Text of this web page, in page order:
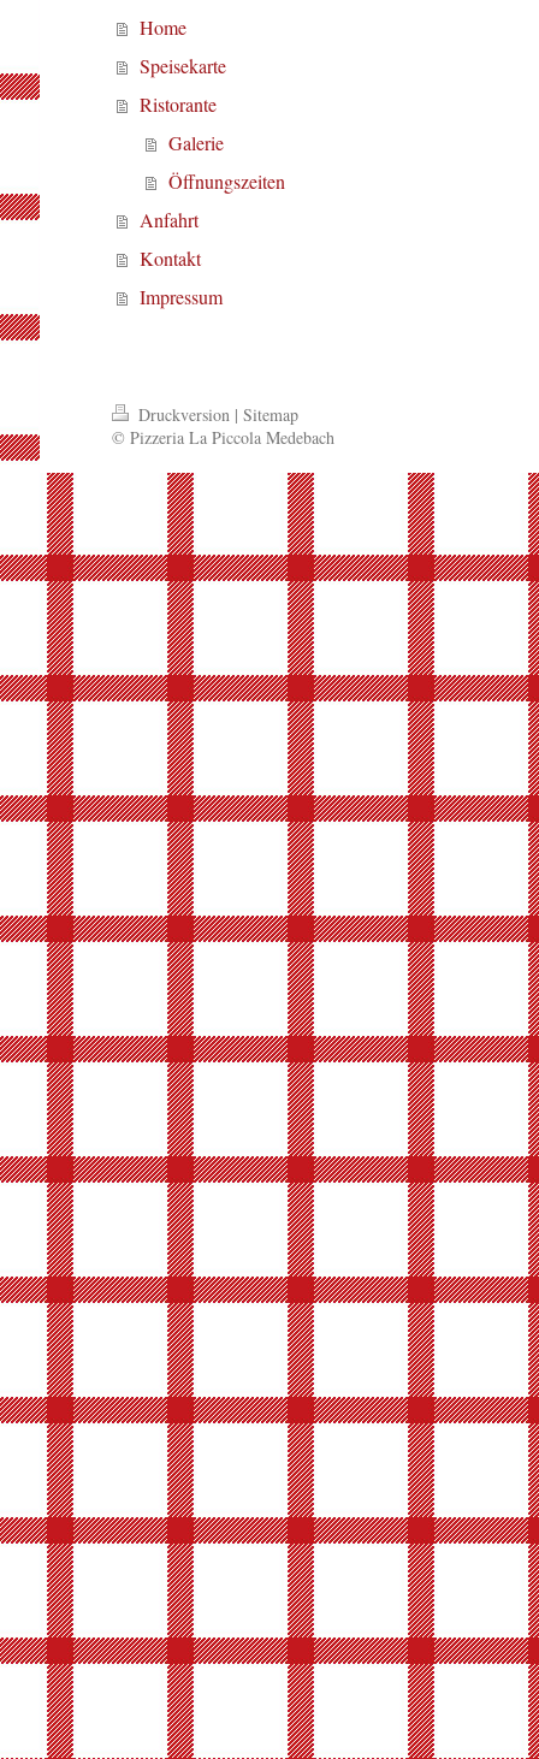
Home
Speisekarte
Ristorante
Galerie
Öffnungszeiten
Anfahrt
Kontakt
Impressum
Druckversion | Sitemap
© Pizzeria La Piccola Medebach